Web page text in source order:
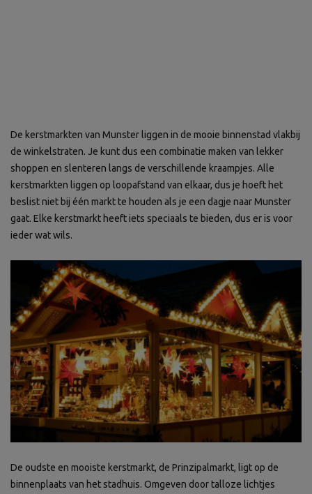
De kerstmarkten van Munster liggen in de mooie binnenstad vlakbij
de winkelstraten. Je kunt dus een combinatie maken van lekker
shoppen en slenteren langs de verschillende kraampjes. Alle
kerstmarkten liggen op loopafstand van elkaar, dus je hoeft het
beslist niet bij één markt te houden als je een dagje naar Munster
gaat. Elke kerstmarkt heeft iets speciaals te bieden, dus er is voor
ieder wat wils.
De oudste en mooiste kerstmarkt, de Prinzipalmarkt, ligt op de
binnenplaats van het stadhuis. Omgeven door talloze lichtjes